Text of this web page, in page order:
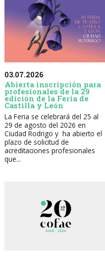
03.07.2026
Abierta inscripción para
profesionales de la 29
edición de la Feria de
Castilla y León
La Feria se celebrará del 25 al
29 de agosto del 2026 en
Ciudad Rodrigo y ha abierto el
plazo de solicitud de
acreditaciones profesionales
que...